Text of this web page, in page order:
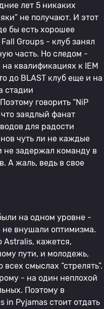
лет 5 никаких
не получают. И этот
бы есть хорошее
Groups - клуб занял
часть. Но следом -
квалификациях к IEM
до BLAST клуб еще и на
стадии
говорить “NiP
заядлый фанат
для радости
чуть ли не каждые
не задержал команду в
А жаль, ведь в свое
на одном уровне -
внушали оптимизма.
Astralis, кажется,
пути, и молодежь,
смыслах “стрелять”.
- на один неплохой
Поэтому в
in Pyjamas стоит отдать